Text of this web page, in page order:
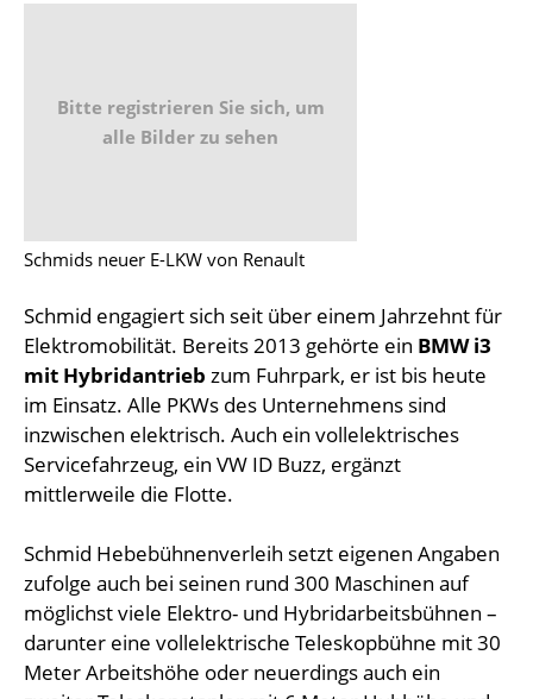
Bitte registrieren Sie sich, um
alle Bilder zu sehen
Schmids neuer E-LKW von Renault
Schmid engagiert sich seit über einem Jahrzehnt für
Elektromobilität. Bereits 2013 gehörte ein BMW i3
mit Hybridantrieb zum Fuhrpark, er ist bis heute
im Einsatz. Alle PKWs des Unternehmens sind
inzwischen elektrisch. Auch ein vollelektrisches
Servicefahrzeug, ein VW ID Buzz, ergänzt
mittlerweile die Flotte.
Schmid Hebebühnenverleih setzt eigenen Angaben
zufolge auch bei seinen rund 300 Maschinen auf
möglichst viele Elektro- und Hybridarbeitsbühnen –
darunter eine vollelektrische Teleskopbühne mit 30
Meter Arbeitshöhe oder neuerdings auch ein